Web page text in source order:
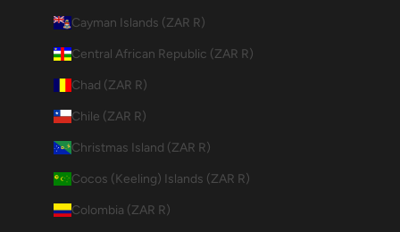
Cayman Islands (ZAR R)
Central African Republic (ZAR R)
Chad (ZAR R)
Chile (ZAR R)
Christmas Island (ZAR R)
Cocos (Keeling) Islands (ZAR R)
Colombia (ZAR R)